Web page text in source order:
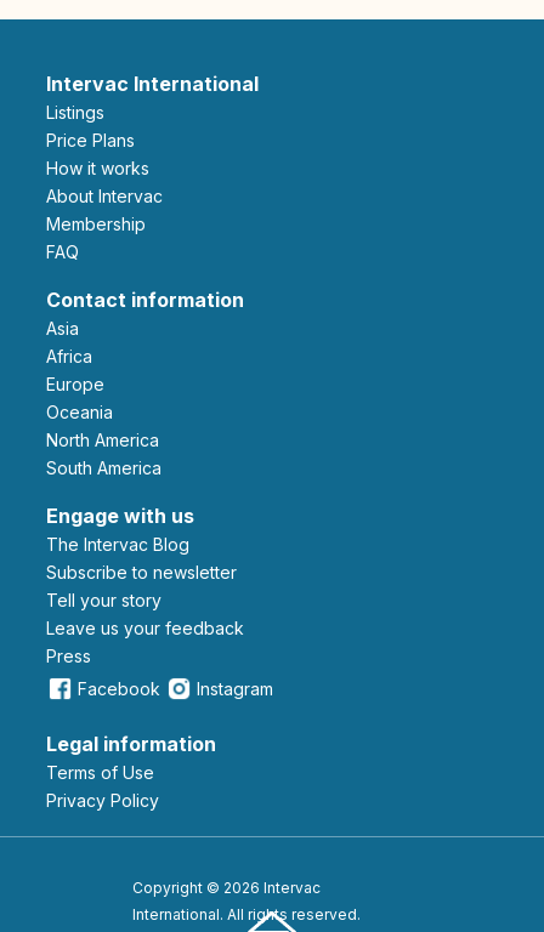
Intervac International
Listings
Price Plans
How it works
About Intervac
Membership
FAQ
Contact information
Asia
Africa
Europe
Oceania
North America
South America
Engage with us
The Intervac Blog
Subscribe to newsletter
Tell your story
leave us your feedback
Press
Facebook
Instagram
Legal information
Terms of Use
Privacy Policy
Copyright © 2026 Intervac
International. All rights reserved.